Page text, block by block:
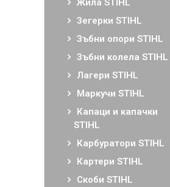
Жила STIHL
Зегерки STIHL
Зъбни опори STIHL
Зъбни колела STIHL
Лагери STIHL
Маркучи STIHL
Капаци и капачки
STIHL
Карбуратори STIHL
Картери STIHL
Скоби STIHL